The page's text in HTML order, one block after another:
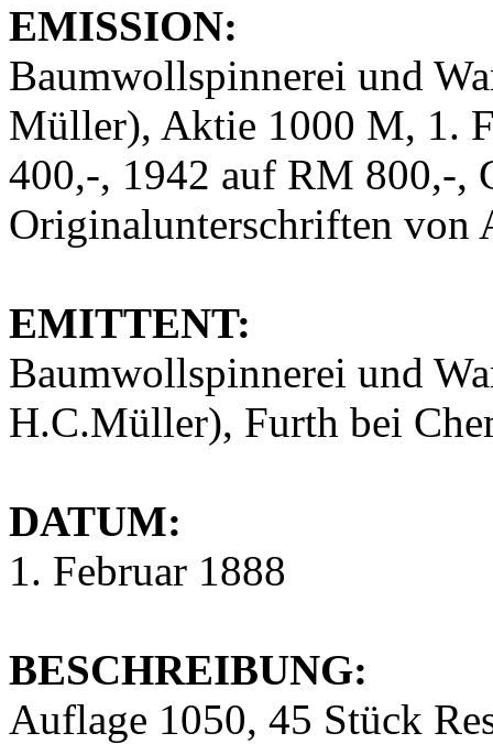
EMISSION:
Baumwollspinnerei und
Müller), Aktie 1000 M, 1.
400,-, 1942 auf RM 800,-,
Originalunterschriften von
EMITTENT:
Baumwollspinnerei und
H.C.Müller), Furth bei
DATUM:
1. Februar 1888
BESCHREIBUNG:
Auflage 1050, 45 Stück